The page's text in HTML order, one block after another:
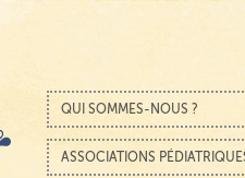
Menu
Passer au contenu
QUI SOMMES-NOUS ?
ASSOCIATIONS